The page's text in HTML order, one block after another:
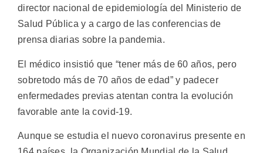
director nacional de epidemiología del Ministerio de
Salud Pública y a cargo de las conferencias de
prensa diarias sobre la pandemia.
El médico insistió que “tener más de 60 años, pero
sobretodo más de 70 años de edad” y padecer
enfermedades previas atentan contra la evolución
favorable ante la covid-19.
Aunque se estudia el nuevo coronavirus presente en